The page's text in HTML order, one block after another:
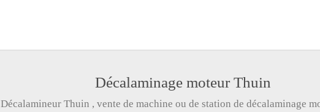
Décalaminage moteur Thuin
Décalamineur Thuin , vente de machine ou de station de décalaminage